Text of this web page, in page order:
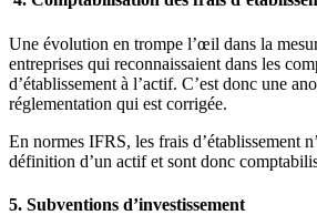
Une évolution en trompe l’œil dans la
entreprises qui reconnaissaient dans les
d’établissement à l’actif. C’est donc une
réglementation qui est corrigée.
En normes IFRS, les frais d’établissement
définition d’un actif et sont donc
5. Subventions d’investissement